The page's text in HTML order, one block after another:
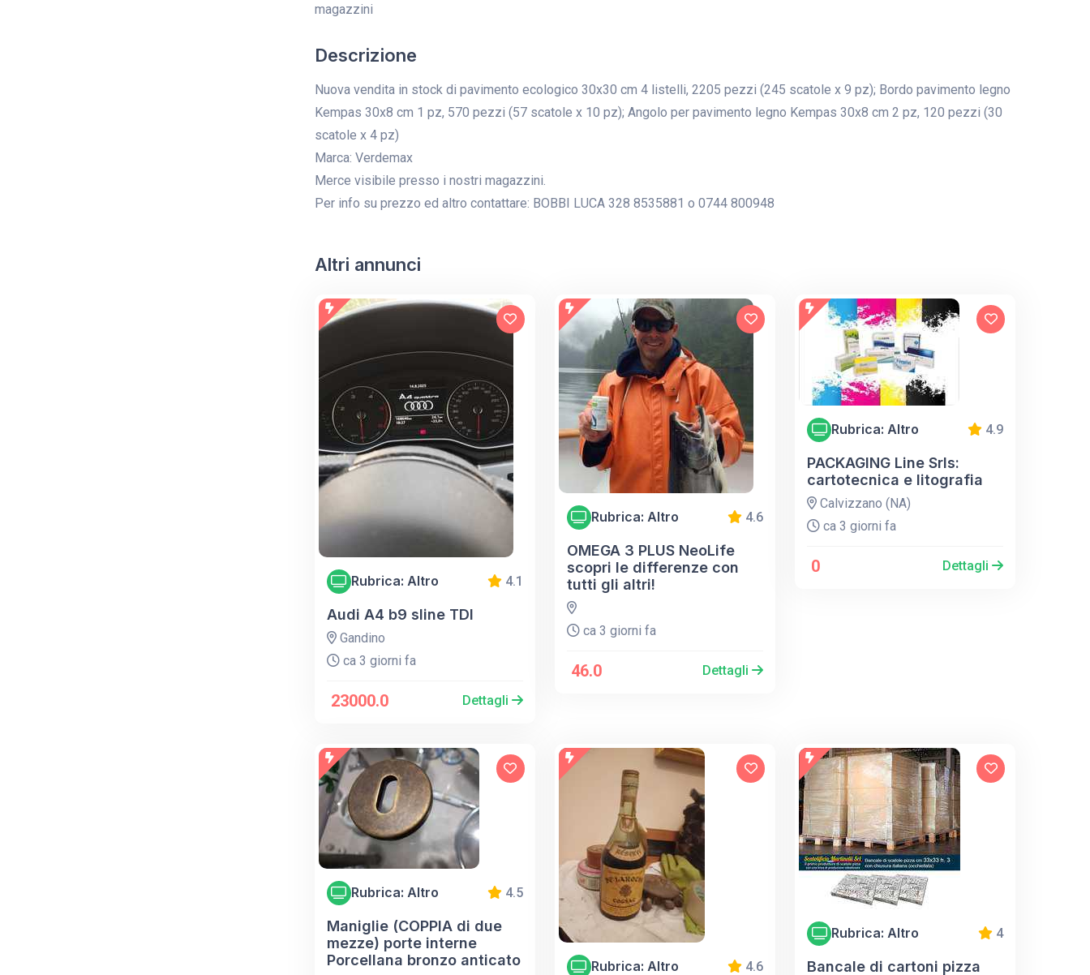
magazzini
Descrizione
Nuova vendita in stock di pavimento ecologico 30x30 cm 4 listelli, 2205 pezzi (245 scatole x 9 pz); Bordo pavimento legno
Kempas 30x8 cm 1 pz, 570 pezzi (57 scatole x 10 pz); Angolo per pavimento legno Kempas 30x8 cm 2 pz, 120 pezzi (30
scatole x 4 pz)
Marca: Verdemax
Merce visibile presso i nostri magazzini.
Per info su prezzo ed altro contattare: BOBBI LUCA 328 8535881 o 0744 800948
Altri annunci
Rubrica: Altro 4.1
Audi A4 b9 sline TDI
Gandino
ca 3 giorni fa
23000.0 Dettagli
Rubrica: Altro 4.6
OMEGA 3 PLUS NeoLife
scopri le differenze con
tutti gli altri!
ca 3 giorni fa
46.0 Dettagli
Rubrica: Altro 4.9
PACKAGING Line Srls:
cartotecnica e litografia
Calvizzano (NA)
ca 3 giorni fa
0 Dettagli
Rubrica: Altro 4.5
Maniglie (COPPIA di due
mezze) porte interne
Porcellana bronzo anticato
Rubrica: Altro 4.6
Rubrica: Altro 4
Bancale di cartoni pizza